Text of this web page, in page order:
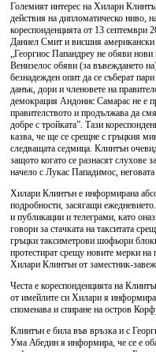
Големият интерес на Хилари
действия на дипломатическо ниво,
кореспонденцията от 13
Даниел Смит и висшия
„Георгиос Папандреу не обяви
Венизелос обяви (за въвеждането
безнадежден опит да се съберат
данък, дори и членовете на
демокрация Андонис Самарас не е
правителството и продължава да
добре с тройката”. Тази
казва, че ще се срещне с гръцкия
следващата седмица. Клинтън
защото когато се разнасят слухове
начело с Лукас Пападимос,
Хилари Клинтън е информирана
подробности, засягащи
и публикации и телеграми, като
говори за стачката на такситата
гръцки таксиметрови шофьори
протестират срещу новите мерки на
Хилари Клинтън от заместник-
Честа е кореспонденцията на
от имейлите си Хилари я
споменава и спиране на остров
Клинтън е била във връзка и с
Ума Абедин я информира, че се е